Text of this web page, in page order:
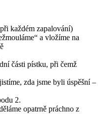
každém zapalování)
a vložíme na
části pístku, při čemž
zda jsme byli úspěšní –
2.
opatrně práchno z